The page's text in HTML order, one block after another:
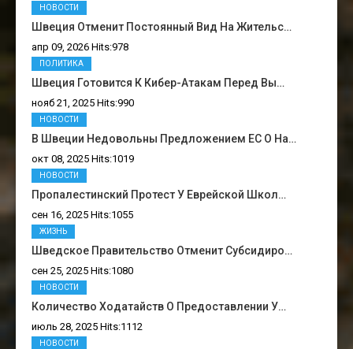
Швеция Отменит Постоянный Вид На Жительс…
апр 09, 2026 Hits:978
НОВОСТИ
Швеция Готовится К Кибер-Атакам Перед Вы…
нояб 21, 2025 Hits:990
ПОЛИТИКА
В Швеции Недовольны Предложением ЕС О На…
окт 08, 2025 Hits:1019
НОВОСТИ
Пропалестинский Протест У Еврейской Школ…
сен 16, 2025 Hits:1055
НОВОСТИ
Шведское Правительство Отменит Субсидиро…
сен 25, 2025 Hits:1080
ЖИЗНЬ
Количество Ходатайств О Предоставлении У…
июль 28, 2025 Hits:1112
НОВОСТИ
НОВОСТИ